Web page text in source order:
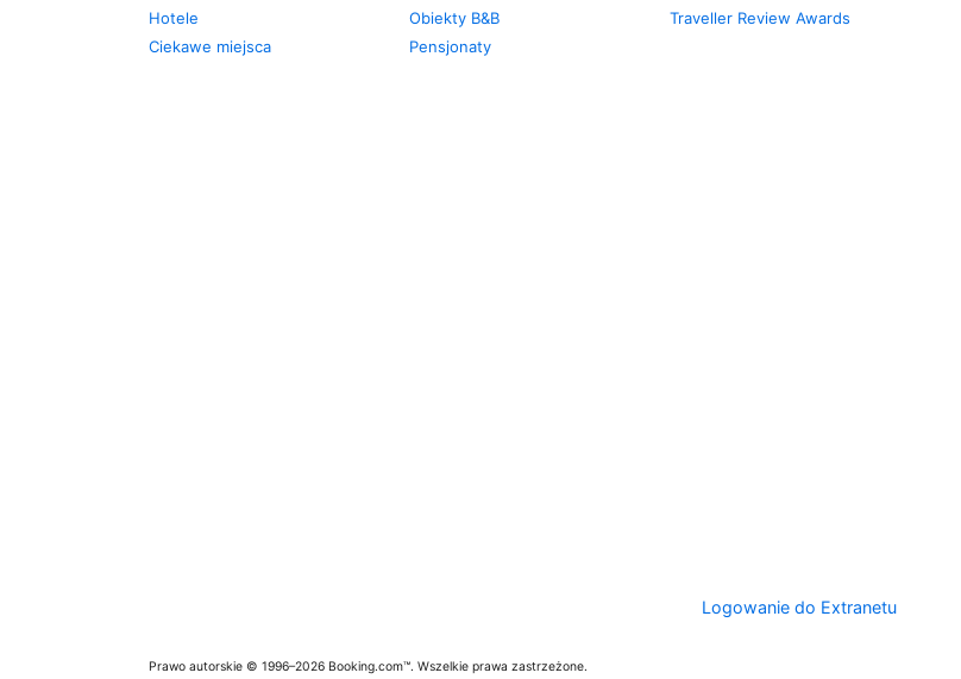
Hotele
Ciekawe miejsca
Obiekty B&B
Pensjonaty
Traveller Review Awards
Logowanie do Extranetu
Prawo autorskie © 1996–2026 Booking.com™. Wszelkie prawa zastrzeżone.